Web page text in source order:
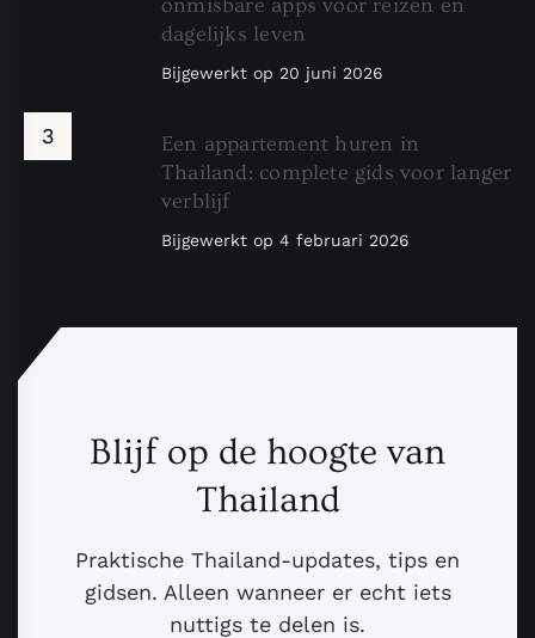
onmisbare apps voor reizen en
dagelijks leven
Bijgewerkt op 20 juni 2026
Een appartement huren in
Thailand: complete gids voor langer
verblijf
Bijgewerkt op 4 februari 2026
Blijf op de hoogte van
Thailand
Praktische Thailand-updates, tips en
gidsen. Alleen wanneer er echt iets
nuttigs te delen is.